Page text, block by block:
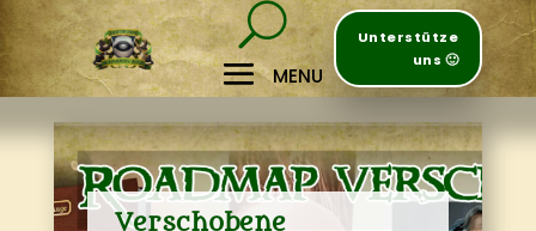
Unterstütze
uns 🙂
Verschobene